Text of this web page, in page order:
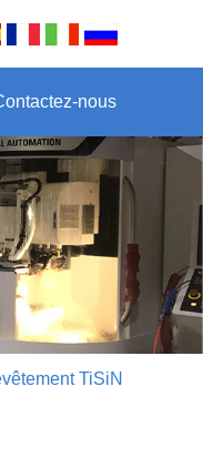
nous
TiSiN